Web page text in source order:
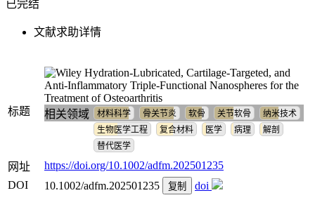
已完结
文献求助详情
标题
Hydration‐Lubricated, Cartilage‐Targeted, and
Anti‐Inflammatory Triple‐Functional Nanospheres for the
Treatment of Osteoarthritis
相关领域
材料科学 骨关节炎 软骨 关节软骨
纳米技术
生物医学工程
复合材料 医学 病理
解剖
替代医学
网址
https://doi.org/10.1002/adfm.202501235
DOI
10.1002/adfm.202501235 复制 doi